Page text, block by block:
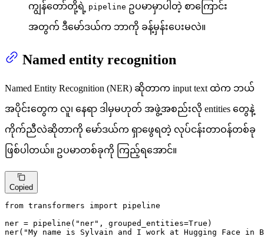
ကျွန်တော်တို့ရဲ့ pipeline ဥပမာမှာပါတဲ့ စာကြောင်း
အတွက် ဒီမော်ဒယ်က ဘာကို ခန့်မှန်းပေးမလဲ။
Named entity recognition
Named Entity Recognition (NER) ဆိုတာက input text ထဲက ဘယ်
အပိုင်းတွေက လူ၊ နေရာ ဒါမှမဟုတ် အဖွဲ့အစည်းလို entities တွေနဲ့
ကိုက်ညီလဲဆိုတာကို မော်ဒယ်က ရှာဖွေရတဲ့ လုပ်ငန်းတာဝန်တစ်ခု
ဖြစ်ပါတယ်။ ဥပမာတစ်ခုကို ကြည့်ရအောင်။
Copied
from transformers import pipeline
ner = pipeline( "ner" , grouped_entities=True )
ner( "My name is Sylvain and I work at Hugging Face in